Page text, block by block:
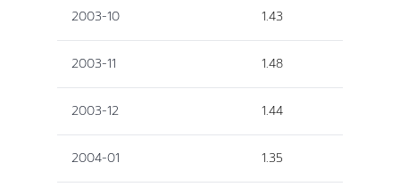
2003-10 1.43
2003-11 1.48
2003-12 1.44
2004-01 1.35